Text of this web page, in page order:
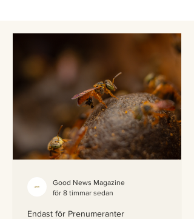
Endast för Prenumeranter
Good News Magazine
för 8 timmar sedan